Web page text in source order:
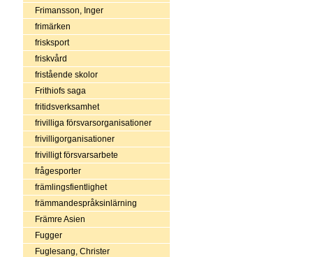
Frimansson, Inger
frimärken
frisksport
friskvård
fristående skolor
Frithiofs saga
fritidsverksamhet
frivilliga försvarsorganisationer
frivilligorganisationer
frivilligt försvarsarbete
frågesporter
främlingsfientlighet
främmandespråksinlärning
Främre Asien
Fugger
Fuglesang, Christer